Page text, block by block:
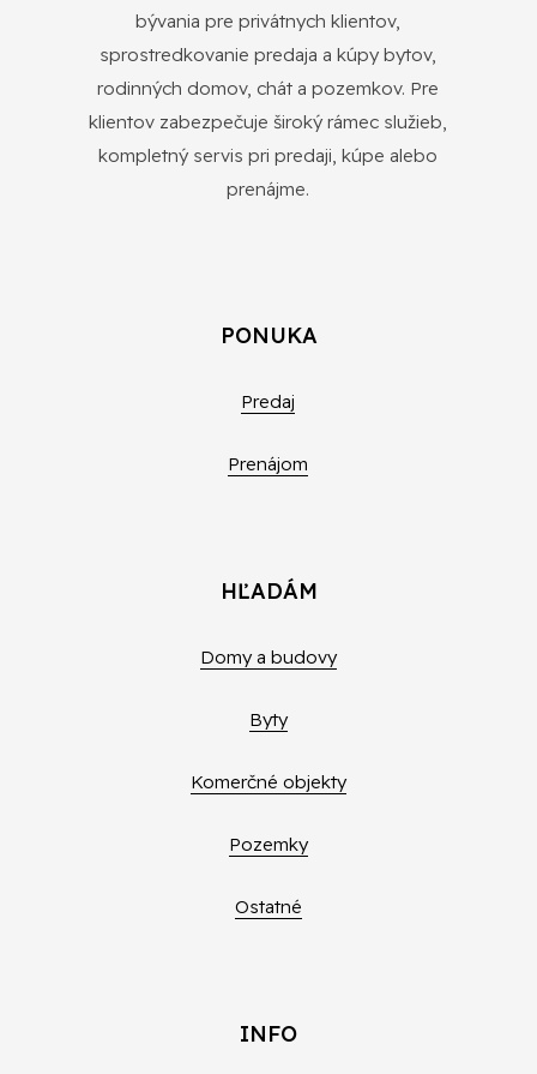
bývania pre privátnych klientov,
sprostredkovanie predaja a kúpy bytov,
rodinných domov, chát a pozemkov. Pre
klientov zabezpečuje široký rámec služieb,
kompletný servis pri predaji, kúpe alebo
prenájme.
PONUKA
Predaj
Prenájom
HĽADÁM
Domy a budovy
Byty
Komerčné objekty
Pozemky
Ostatné
INFO